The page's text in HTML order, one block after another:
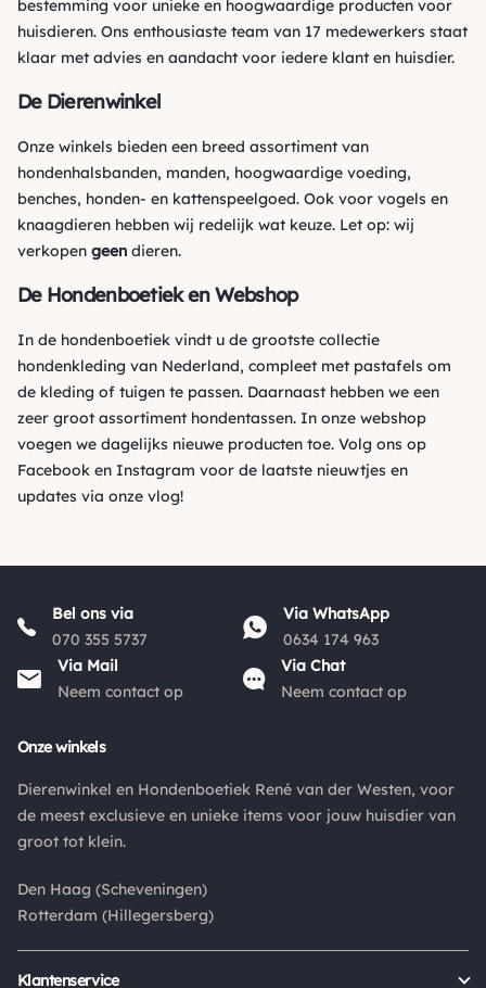
bestemming voor unieke en hoogwaardige producten voor
huisdieren. Ons enthousiaste team van 17 medewerkers staat
klaar met advies en aandacht voor iedere klant en huisdier.
De Dierenwinkel
Onze winkels bieden een breed assortiment van
hondenhalsbanden, manden, hoogwaardige voeding,
benches, honden- en kattenspeelgoed. Ook voor vogels en
knaagdieren hebben wij redelijk wat keuze. Let op: wij
verkopen geen dieren.
De Hondenboetiek en Webshop
In de hondenboetiek vindt u de grootste collectie
hondenkleding van Nederland, compleet met pastafels om
de kleding of tuigen te passen. Daarnaast hebben we een
zeer groot assortiment hondentassen. In onze webshop
voegen we dagelijks nieuwe producten toe. Volg ons op
Facebook en Instagram voor de laatste nieuwtjes en
updates via onze vlog!
Bel ons via
070 355 5737
Via WhatsApp
0634 174 963
Via Mail
Neem contact op
Via Chat
Neem contact op
Onze winkels
Dierenwinkel en Hondenboetiek René van der Westen, voor
de meest exclusieve en unieke items voor jouw huisdier van
groot tot klein.
Den Haag (Scheveningen)
Rotterdam (Hillegersberg)
Klantenservice